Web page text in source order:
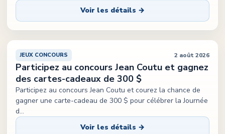
Voir les détails →
JEUX CONCOURS 2 août 2026
Participez au concours Jean Coutu et gagnez
des cartes-cadeaux de 300 $
Participez au concours Jean Coutu et courez la chance de
gagner une carte-cadeau de 300 $ pour célébrer la Journée
d...
Voir les détails →